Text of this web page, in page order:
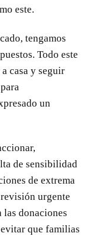
este.
tengamos
Todo este
casa y seguir
un
de sensibilidad
de extrema
urgente
las donaciones
que familias